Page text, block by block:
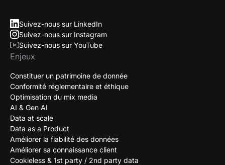
Suivez-nous sur LinkedIn
Suivez-nous sur Instagram
Suivez-nous sur YouTube
Enjeux
Constituer un patrimoine de donnée
Conformité réglementaire et éthique
Optimisation du mix media
AI & Gen AI
Data at scale
Data as a Product
Améliorer la fiabilité des données
Améliorer sa connaissance client
Cookieless & 1st party / 2nd party data